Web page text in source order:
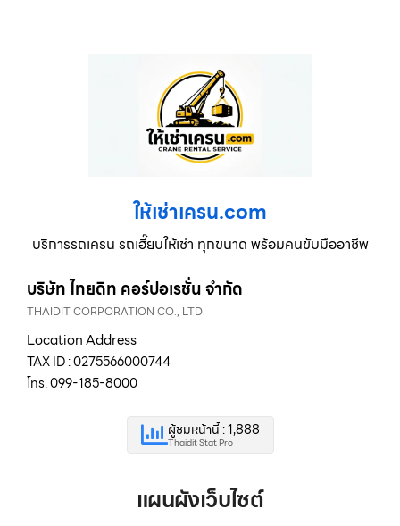
ให้เช่าเครน.com
บริการรถเครน รถเฮี๊ยบให้เช่า ทุกขนาด พร้อมคนขับมืออาชีพ
บริษัท ไทยดิท คอร์ปอเรชั่น จำกัด
THAIDIT CORPORATION CO., LTD.
Location Address
TAX ID : 0275566000744
โทร. 099-185-8000
ผู้ชมหน้านี้ : 1,888
Thaidit Stat Pro
แผนผังเว็บไซต์